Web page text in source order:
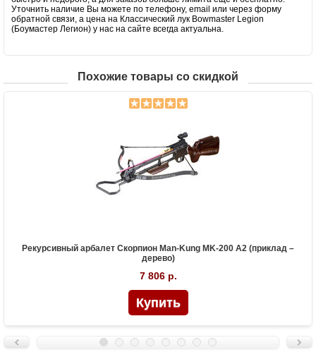
Уточнить наличие Вы можете по телефону, email или через форму
обратной связи, а цена на Классический лук Bowmaster Legion
(Боумастер Легион) у нас на сайте всегда актуальна.
Похожие товары со скидкой
Рекурсивный арбалет Скорпион Man-Kung MK-200 A2 (приклад –
дерево)
7 806 р.